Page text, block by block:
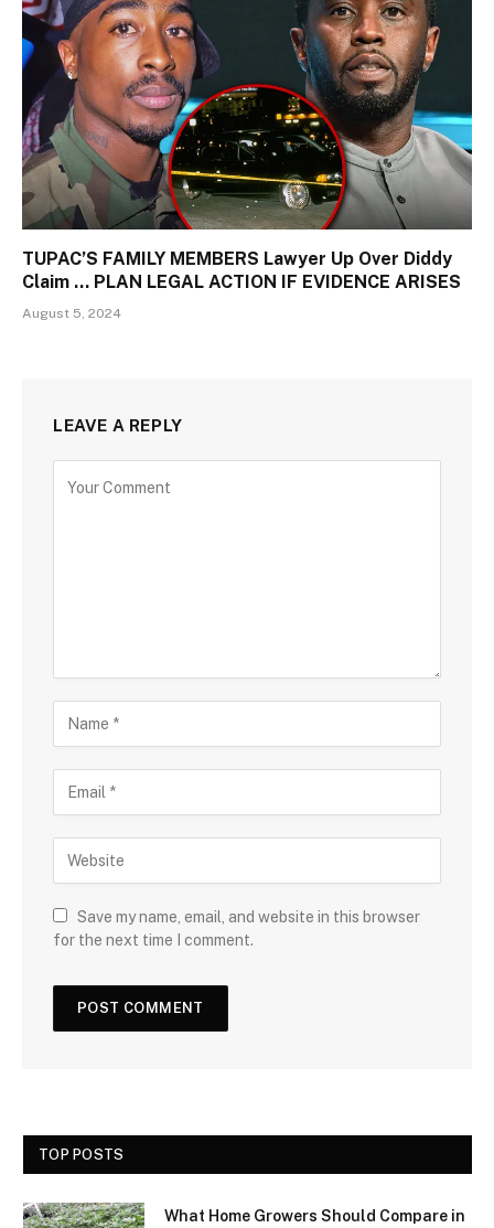
TUPAC’S FAMILY MEMBERS Lawyer Up Over Diddy
Claim … PLAN LEGAL ACTION IF EVIDENCE ARISES
August 5, 2024
LEAVE A REPLY
Save my name, email, and website in this browser
for the next time I comment.
TOP POSTS
What Home Growers Should Compare in